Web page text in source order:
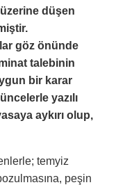
üzerine düşen
göz önünde
talebinin
bir karar
yazılı
aykırı olup,
temyiz
peşin